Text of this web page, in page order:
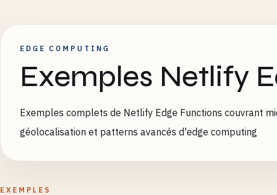
EDGE COMPUTING
Exemples Netlify
Exemples complets de Netlify Edge Functions couvrant
géolocalisation et patterns avancés d'edge computing
EXEMPLES